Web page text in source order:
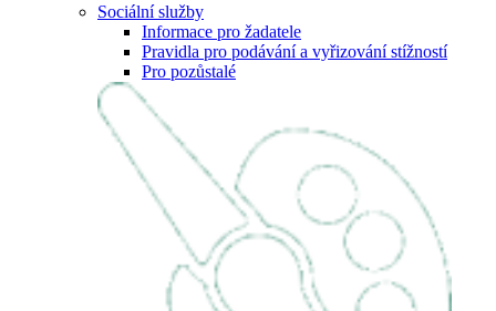
Sociální služby
Informace pro žadatele
Pravidla pro podávání a vyřizování stížností
Pro pozůstalé